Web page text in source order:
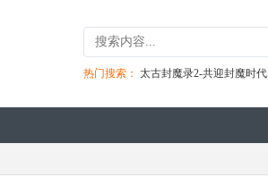
热门搜索： 太古封魔录2-共迎封魔时代